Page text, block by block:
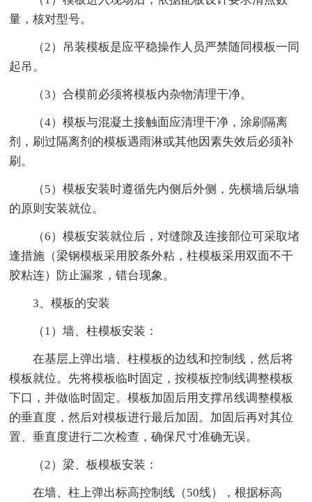
量，核对型号。
（2）吊装模板是应平稳操作人员严禁随同模板一同
起吊。
（3）合模前必须将模板内杂物清理干净。
（4）模板与混凝土接触面应清理干净，涂刷隔离
剂，刷过隔离剂的模板遇雨淋或其他因素失效后必须补
刷。
（5）模板安装时遵循先内侧后外侧，先横墙后纵墙
的原则安装就位。
（6）模板安装就位后，对缝隙及连接部位可采取堵
逢措施（梁钢模板采用胶条外粘，柱模板采用双面不干
胶粘连）防止漏浆，错台现象。
3、模板的安装
（1）墙、柱模板安装：
在基层上弹出墙、柱模板的边线和控制线，然后将
模板就位。先将模板临时固定，按模板控制线调整模板
下口，并做临时固定。模板加固后用支撑吊线调整模板
的垂直度，然后对模板进行最后加固。加固后再对其位
置、垂直度进行二次检查，确保尺寸准确无误。
（2）梁、板模板安装：
在墙、柱上弹出标高控制线（50线），根据标高